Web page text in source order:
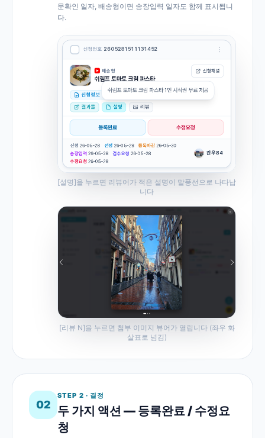
문확인 일자, 배송형이면 송장입력 일자도 함께 표시됩니
다.
[설명]을 누르면 리뷰어가 적은 설명이 말풍선으로 나타납
니다
[리뷰 N]을 누르면 첨부 이미지 뷰어가 열립니다 (좌우 화
살표로 넘김)
02
STEP 2 · 결정
두 가지 액션 — 등록완료 / 수정요
청